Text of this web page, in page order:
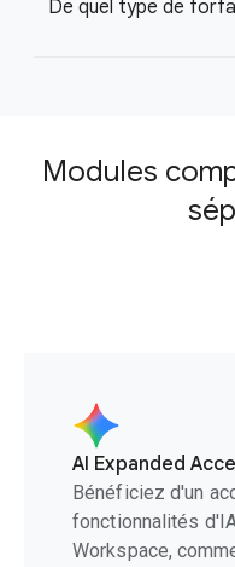
De quel type de
Modules
AI Expanded
Bénéficiez d'un
fonctionnalités
Workspace,